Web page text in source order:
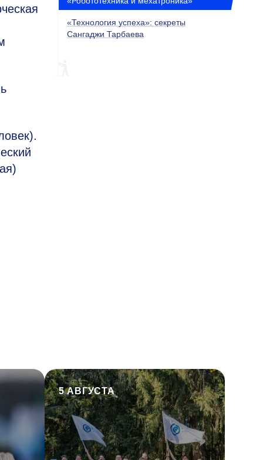
«Технология успеха»: секреты
Сангаджи Тарбаева
5 АВГУСТА